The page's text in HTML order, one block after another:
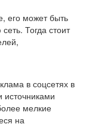
его может быть
Тогда стоит
в соцсетях в
мелкие
на